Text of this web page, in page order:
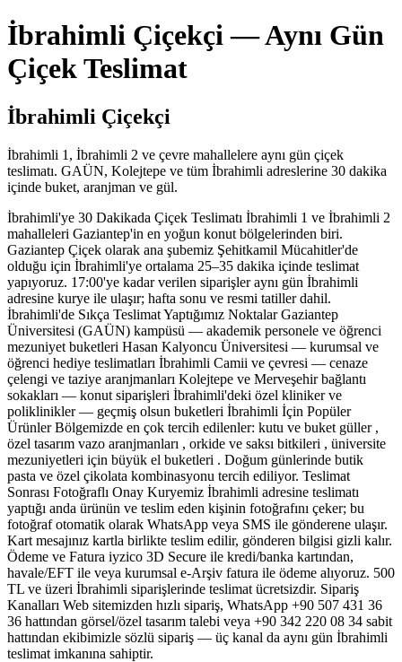
İbrahimli Çiçekçi — Aynı Gün
Çiçek Teslimat
İbrahimli Çiçekçi
İbrahimli 1, İbrahimli 2 ve çevre mahallelere aynı gün çiçek
teslimatı. GAÜN, Kolejtepe ve tüm İbrahimli adreslerine 30 dakika
içinde buket, aranjman ve gül.
İbrahimli'ye 30 Dakikada Çiçek Teslimatı İbrahimli 1 ve İbrahimli 2
mahalleleri Gaziantep'in en yoğun konut bölgelerinden biri.
Gaziantep Çiçek olarak ana şubemiz Şehitkamil Mücahitler'de
olduğu için İbrahimli'ye ortalama 25–35 dakika içinde teslimat
yapıyoruz. 17:00'ye kadar verilen siparişler aynı gün İbrahimli
adresine kurye ile ulaşır; hafta sonu ve resmi tatiller dahil.
İbrahimli'de Sıkça Teslimat Yaptığımız Noktalar Gaziantep
Üniversitesi (GAÜN) kampüsü — akademik personele ve öğrenci
mezuniyet buketleri Hasan Kalyoncu Üniversitesi — kurumsal ve
öğrenci hediye teslimatları İbrahimli Camii ve çevresi — cenaze
çelengi ve taziye aranjmanları Kolejtepe ve Merveşehir bağlantı
sokakları — konut siparişleri İbrahimli'deki özel kliniker ve
poliklinikler — geçmiş olsun buketleri İbrahimli İçin Popüler
Ürünler Bölgemizde en çok tercih edilenler: kutu ve buket güller ,
özel tasarım vazo aranjmanları , orkide ve saksı bitkileri , üniversite
mezuniyetleri için büyük el buketleri . Doğum günlerinde butik
pasta ve özel çikolata kombinasyonu tercih ediliyor. Teslimat
Sonrası Fotoğraflı Onay Kuryemiz İbrahimli adresine teslimatı
yaptığı anda ürünün ve teslim eden kişinin fotoğrafını çeker; bu
fotoğraf otomatik olarak WhatsApp veya SMS ile gönderene ulaşır.
Kart mesajınız kartla birlikte teslim edilir, gönderen bilgisi gizli kalır.
Ödeme ve Fatura iyzico 3D Secure ile kredi/banka kartından,
havale/EFT ile veya kurumsal e-Arşiv fatura ile ödeme alıyoruz. 500
TL ve üzeri İbrahimli siparişlerinde teslimat ücretsizdir. Sipariş
Kanalları Web sitemizden hızlı sipariş, WhatsApp +90 507 431 36
36 hattından görsel/özel tasarım talebi veya +90 342 220 08 34 sabit
hattından ekibimizle sözlü sipariş — üç kanal da aynı gün İbrahimli
teslimat imkanına sahiptir.